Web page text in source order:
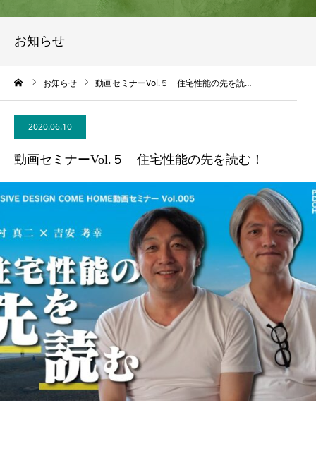
お知らせ
お知らせ 動画セミナーVol.５ 住宅性能の先を読…
2020.06.10
動画セミナーVol.５ 住宅性能の先を読む！
NEWS
BLOG
CONTACT